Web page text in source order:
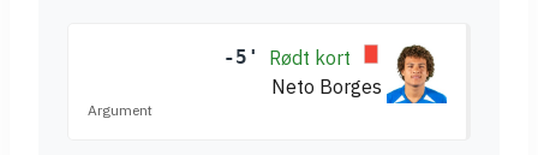
-5'
Rødt kort
Neto Borges
Argument